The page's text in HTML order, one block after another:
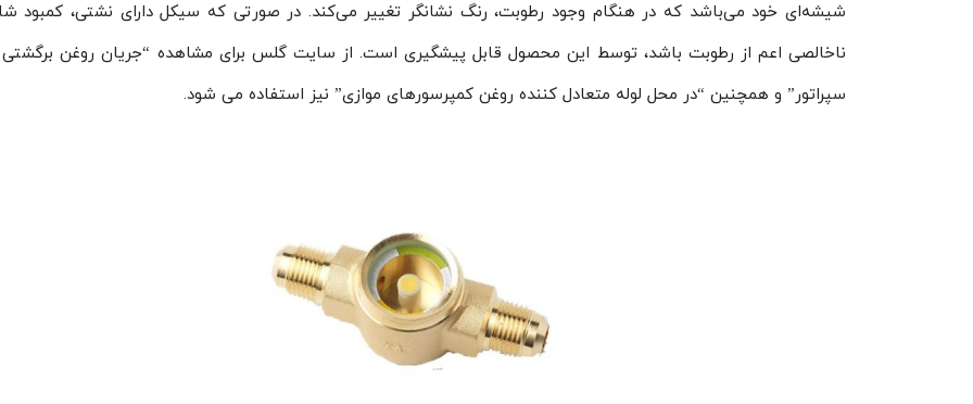
شیشه‌ای خود می‌باشد که در هنگام وجود رطوبت، رنگ نشانگر تغییر می‌کند. در صورتی که سیکل دارای نشتی، کمبود
ناخالصی اعم از رطوبت باشد، توسط این محصول قابل پیشگیری است. از سایت گلس برای مشاهده “جریان روغن برگشتی
سپراتور” و همچنین “در محل لوله متعادل کننده روغن کمپرسورهای موازی” نیز استفاده می شود.